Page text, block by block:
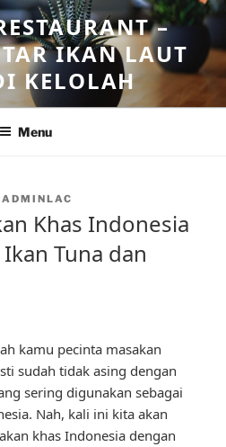
–
IKAN LAUT
KELOLAH
Menu
ADMINLAC
Khas Indonesia
Tuna dan
kamu pecinta masakan
sudah tidak asing dengan
sering digunakan sebagai
Nah, kali ini kita akan
khas Indonesia dengan